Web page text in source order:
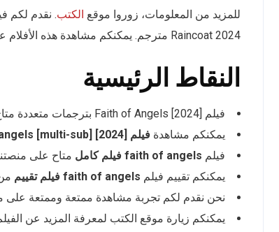
للمزيد من المعلومات، زوروا موقع الكتب
Raincoat 2024 مترجم. يمكنكم مشاهدة هذه الأفلام على منصتنا.
النقاط الرئيسية
فيلم Faith of Angels [2024] بترجمات متعددة متاح على سيرفر EVDTV_IPTV
يمكنكم مشاهدة فيلم faith of angels [multi-sub] [2024]
فيلم faith of angels فيلم كامل
متاح على
يمكنكم تقييم فيلم faith of angels فيلم تقييم
نحن نقدم لكم تجربة مشاهدة ممتعة وممتعة على
يمكنكم زيارة موقع الكتب لمعرفة المزيد عن